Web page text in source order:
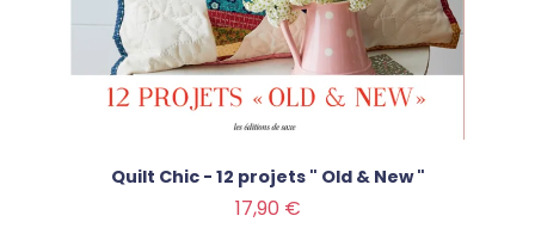
Quilt Chic - 12 projets " Old & New "
17,90 €